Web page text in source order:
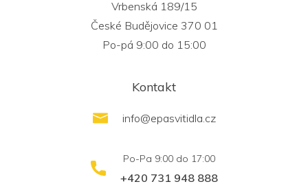
Vrbenská 189/15
České Budějovice 370 01
Po-pá 9:00 do 15:00
Kontakt
info@epasvitidla.cz
+420 731 948 888